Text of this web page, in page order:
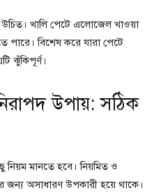
খালি পেটে এলোজেল খাওয়া
পারে। বিশেষ করে যারা পেটে
ঝুঁকিপূর্ণ।
উপায়: সঠিক
মানতে হবে। নিয়মিত ও
জন্য অসাধারণ উপকারী হয়ে থাকে।